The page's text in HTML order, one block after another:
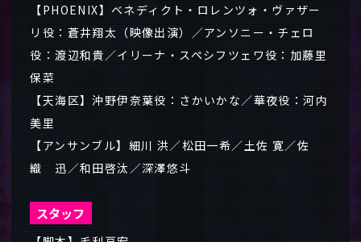
【PHOENIX】ベネディクト・ロレンツォ・ヴァザー
リ役：蒼井翔太（映像出演）／アンソニー・チェロ
役：渡辺和貴／イリーナ・スペシフツェワ役：加藤里
保菜
【天海区】沖野伊奈葉役：さかいかな／華夜役：河内
美里
【アンサンブル】細川 洪／松田一希／土佐 寛／佐
織 迅／和田啓汰／深澤悠斗
スタッフ